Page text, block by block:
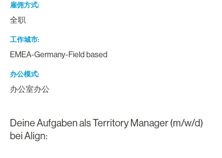
雇佣方式
全职
工作城市
EMEA-Germany-Field based
办公模式
办公室办公
Deine Aufgaben als Territory Manager (m/w/d)
bei Align: